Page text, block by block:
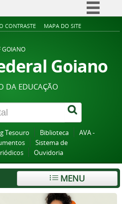
Simplifique!
Acesso à informação
Legislação
Canais
CONTRASTE MAPA DO SITE
GOIANO
Goiano
DA EDUCAÇÃO
Tesouro Biblioteca
AVA -
Sistema de
Ouvidoria
MENU